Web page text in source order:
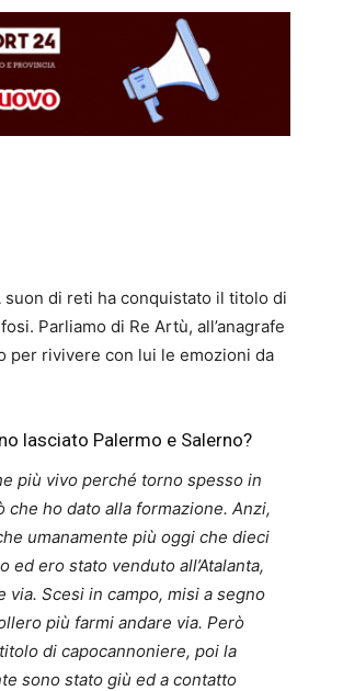
suon di reti ha conquistato il titolo di
Parliamo di Re Artù, all’anagrafe
per rivivere con lui le emozioni da
lasciato Palermo e Salerno?
più vivo perché torno spesso in
che ho dato alla formazione. Anzi,
umanamente più oggi che dieci
ero stato venduto all’Atalanta,
Scesi in campo, misi a segno
più farmi andare via. Però
di capocannoniere, poi la
sono stato giù ed a contatto